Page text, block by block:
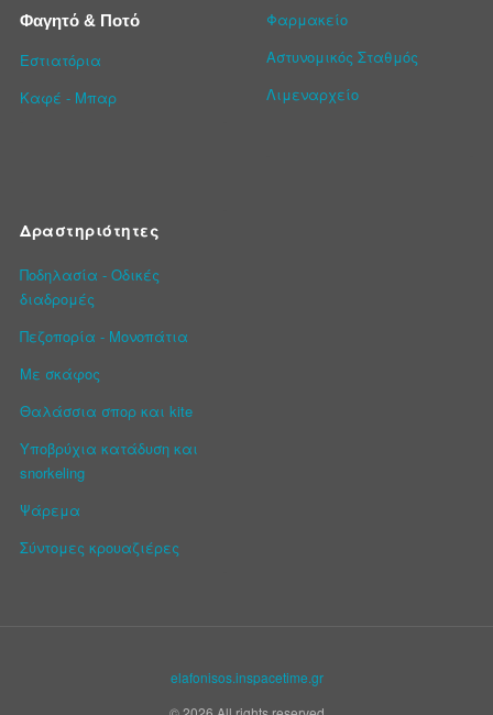
Φαγητό & Ποτό
Εστιατόρια
Καφέ - Μπαρ
Φαρμακείο
Αστυνομικός Σταθμός
Λιμεναρχείο
Δραστηριότητες
Ποδηλασία - Οδικές
διαδρομές
Πεζοπορία - Μονοπάτια
Με σκάφος
Θαλάσσια σπορ και kite
Υποβρύχια κατάδυση και
snorkeling
Ψάρεμα
Σύντομες κρουαζιέρες
elafonisos.inspacetime.gr